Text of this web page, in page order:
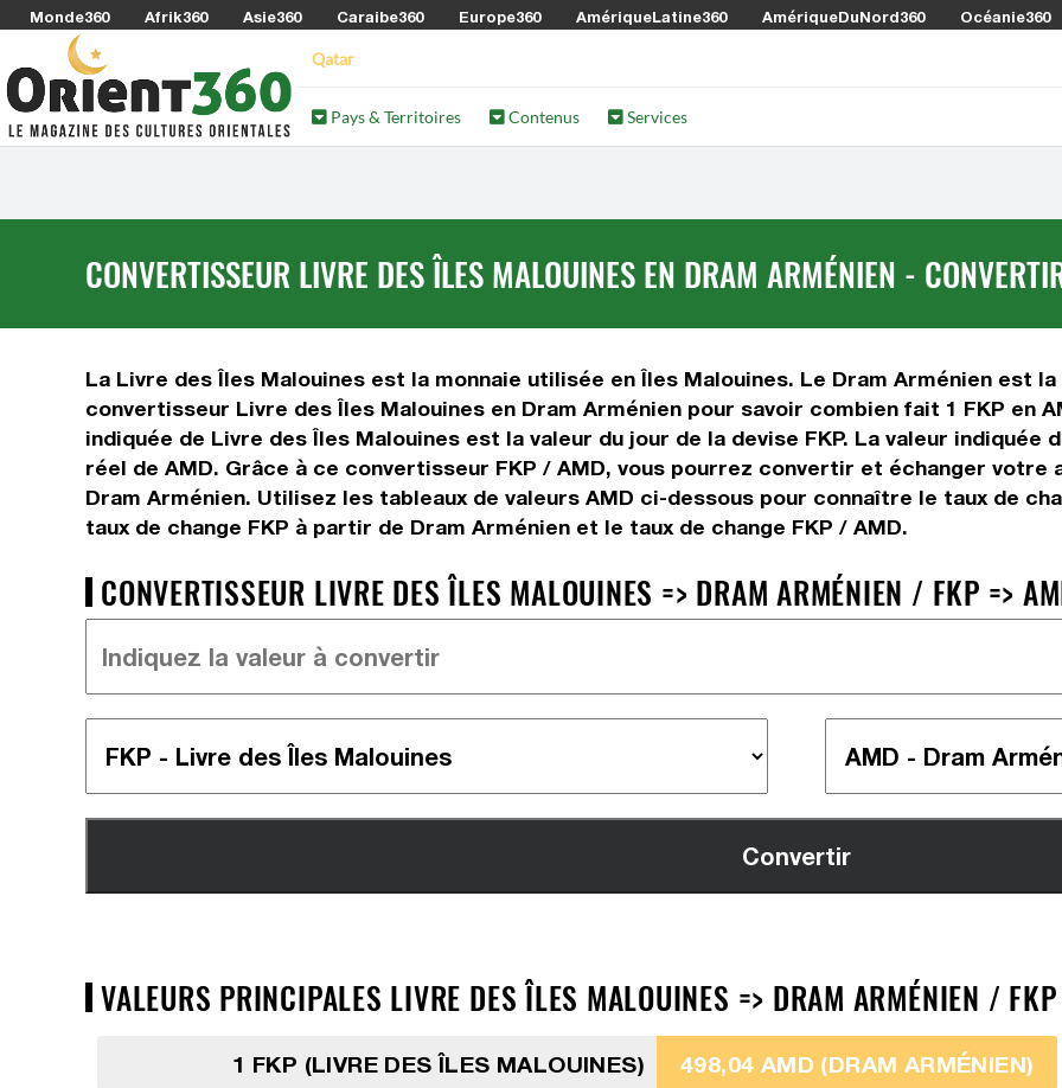
Monde360 Afrik360 Asie360 Caraibe360 Europe360 AmériqueLatine360 AmériqueDuNord360 Océanie360
Qatar
Pays & Territoires Contenus Services
CONVERTISSEUR LIVRE DES ÎLES MALOUINES EN DRAM ARMÉNIEN -
La Livre des Îles Malouines est la monnaie utilisée en Îles Malouines. Le Dram Arménien est
convertisseur Livre des Îles Malouines en Dram Arménien pour savoir combien fait 1 FKP en
indiquée de Livre des Îles Malouines est la valeur du jour de la devise FKP. La valeur indiquée
réel de AMD. Grâce à ce convertisseur FKP / AMD, vous pourrez convertir et échanger votre
Dram Arménien. Utilisez les tableaux de valeurs AMD ci-dessous pour connaître le taux de
taux de change FKP à partir de Dram Arménien et le taux de change FKP / AMD.
CONVERTISSEUR LIVRE DES ÎLES MALOUINES => DRAM ARMÉNIEN / FKP =>
VALEURS PRINCIPALES LIVRE DES ÎLES MALOUINES => DRAM ARMÉNIEN /
1 FKP (LIVRE DES ÎLES MALOUINES) 498,04 AMD (DRAM ARMÉNIEN)